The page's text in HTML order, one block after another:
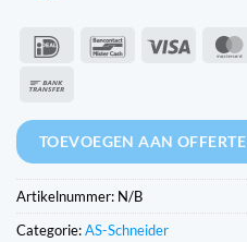
IDeal BancontactVisa
TOEVOEGEN AAN OFFERTE
Artikelnummer: N/B
Categorie:AS-Schneider